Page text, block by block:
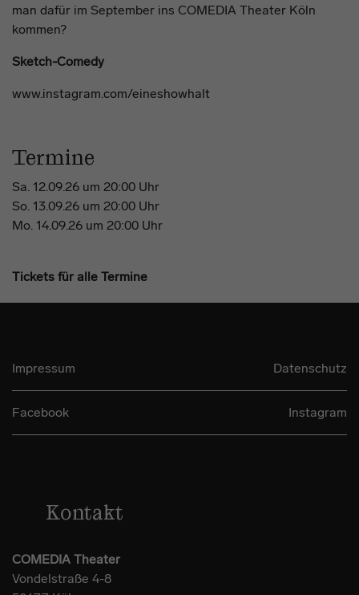
man dafür im September ins COMEDIA Theater Köln
kommen?
Sketch-Comedy
www.instagram.com/eineshowhalt
Termine
Sa. 12.09.26 um 20:00 Uhr
So. 13.09.26 um 20:00 Uhr
Mo. 14.09.26 um 20:00 Uhr
Tickets für alle Termine
Impressum Datenschutz
Facebook Instagram
Kontakt
COMEDIA Theater
Vondelstraße 4-8